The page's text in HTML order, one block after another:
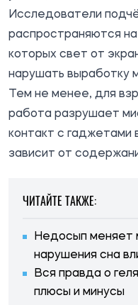
Исследователи
распространяются
которых свет от
нарушать выработку
Тем не менее, для
работа разрушает
контакт с гаджетами
зависит от
ЧИТАЙТЕ ТАКЖЕ:
Недосып меняет
нарушения сна
Вся правда о
плюсы и минусы